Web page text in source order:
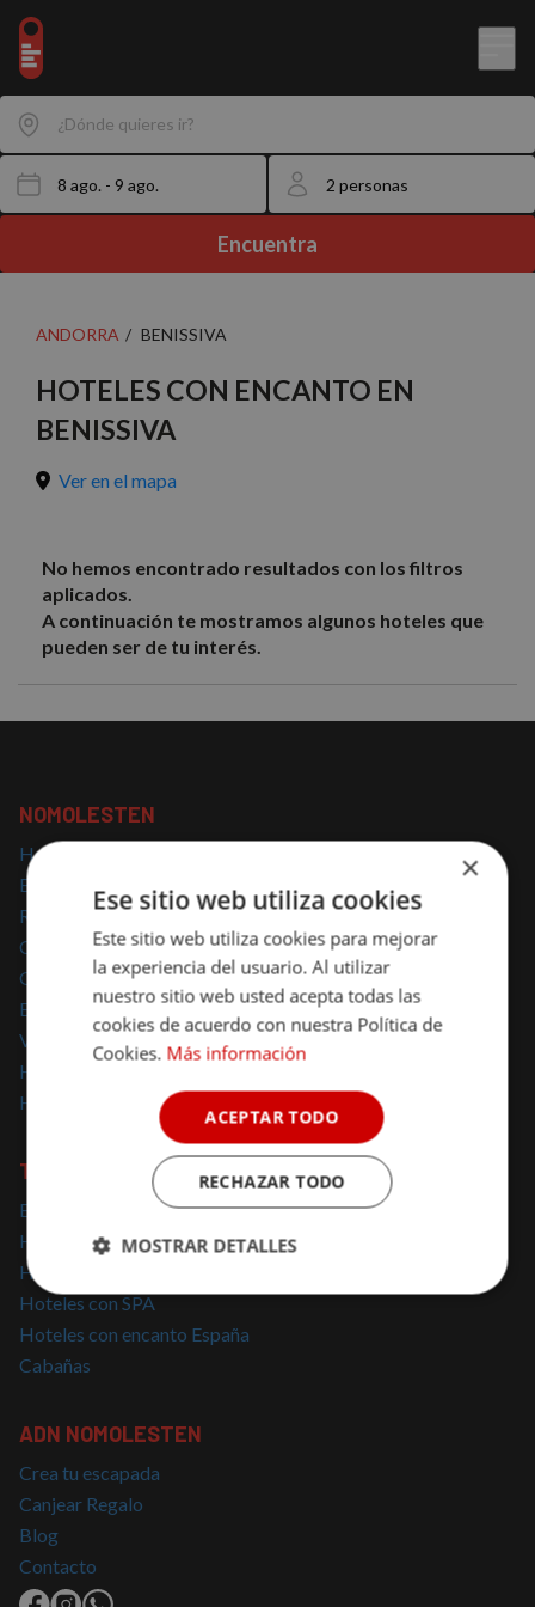
¿Dónde quieres ir?
Encuentra
ANDORRA BENISSIVA
HOTELES CON ENCANTO EN
BENISSIVA
Ver en el mapa
No hemos encontrado resultados con los filtros
aplicados.
A continuación te mostramos algunos hoteles que
pueden ser de tu interés.
NOMOLESTEN
Hoteles con encanto
Escapadas con encanto
Regalar escapadas
Casas Rurales con encanto
Glamping
Escapadas Románticas
Vacaciones Familiares
Hoteles para mascotas
Hoteles solo para adultos
TOP BÚSQUEDAS
Escapadas cerca de Madrid
Hoteles con Encanto Cataluña
Hoteles con Jacuzzi
Hoteles con SPA
Hoteles con encanto España
Cabañas
ADN NOMOLESTEN
Crea tu escapada
Canjear Regalo
Blog
Contacto
×
Ese sitio web utiliza cookies
Este sitio web utiliza cookies para mejorar
la experiencia del usuario. Al utilizar
nuestro sitio web usted acepta todas las
cookies de acuerdo con nuestra Política de
Cookies. Más información
ACEPTAR TODO
RECHAZAR TODO
MOSTRAR DETALLES
Cookies
estrictamente
necesarias
Cookies de
Cookies de
preferencias